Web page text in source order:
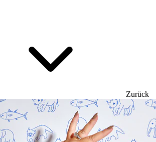
Zurück